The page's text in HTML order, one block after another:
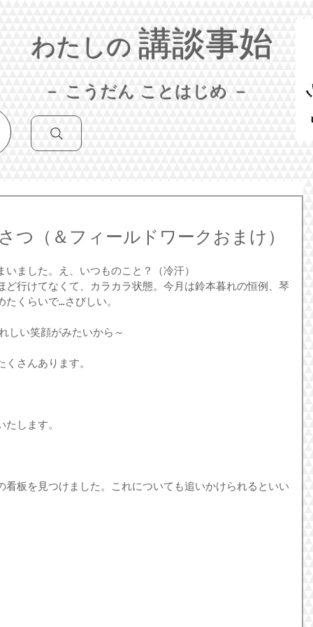
わたしの講談事始
－ こうだん ことはじめ －
つ（＆フィールドワークおまけ）
ました。え、いつものこと？（冷汗）
ど行けてなくて、カラカラ状態。今月は鈴本暮れの恒例、琴
くらいで…さびしい。
しい笑顔がみたいから～
さんあります。
します。
看板を見つけました。これについても追いかけられるといい